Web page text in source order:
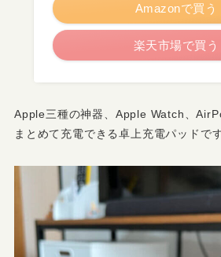
Amazonで買う
楽天市場で買う
Apple三種の神器、Apple Watch、
まとめて充電できる卓上充電パッドです